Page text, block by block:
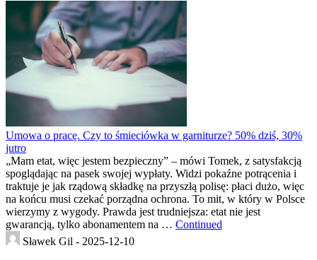
Umowa o pracę. Czy to śmieciówka w garniturze? 50% dziś, 30%
jutro
„Mam etat, więc jestem bezpieczny” – mówi Tomek, z satysfakcją
spoglądając na pasek swojej wypłaty. Widzi pokaźne potrącenia i
traktuje je jak rządową składkę na przyszłą polisę: płaci dużo, więc
na końcu musi czekać porządna ochrona. To mit, w który w Polsce
wierzymy z wygody. Prawda jest trudniejsza: etat nie jest
gwarancją, tylko abonamentem na … Continued
Sławek Gil - 2025-12-10